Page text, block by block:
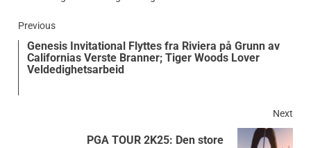
Previous
Genesis Invitational Flyttes fra Riviera på Grunn av
Californias Verste Branner; Tiger Woods Lover
Veldedighetsarbeid
Next
PGA TOUR 2K25: Den store